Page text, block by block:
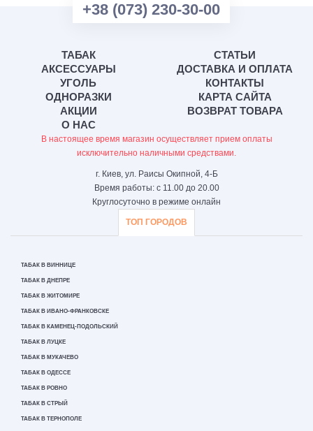
+38 (073) 230-30-00
ТАБАК
АКСЕССУАРЫ
УГОЛЬ
ОДНОРАЗКИ
АКЦИИ
О НАС
СТАТЬИ
ДОСТАВКА И ОПЛАТА
КОНТАКТЫ
КАРТА САЙТА
ВОЗВРАТ ТОВАРА
В настоящее время магазин осуществляет прием оплаты
исключительно наличными средствами.
г. Киев, ул. Раисы Окипной, 4-Б
Время работы: с 11.00 до 20.00
Круглосуточно в режиме онлайн
ТОП ГОРОДОВ
ТАБАК В ВИННИЦЕ
ТАБАК В ДНЕПРЕ
ТАБАК В ЖИТОМИРЕ
ТАБАК В ИВАНО-ФРАНКОВСКЕ
ТАБАК В КАМЕНЕЦ-ПОДОЛЬСКИЙ
ТАБАК В ЛУЦКЕ
ТАБАК В МУКАЧЕВО
ТАБАК В ОДЕССЕ
ТАБАК В РОВНО
ТАБАК В СТРЫЙ
ТАБАК В ТЕРНОПОЛЕ